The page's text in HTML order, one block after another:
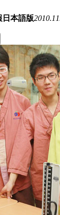
本語版